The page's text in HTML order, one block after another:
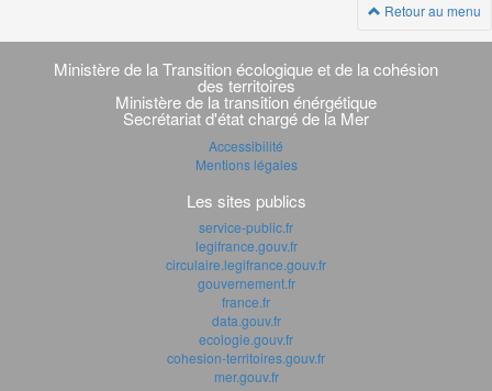
Retour au menu
Navigation
transverse
Ministère de la Transition écologique et de la cohésion
des territoires
Ministère de la transition énérgétique
Secrétariat d'état chargé de la Mer
Accessibilité
Mentions légales
Les sites publics
service-public.fr
legifrance.gouv.fr
circulaire.legifrance.gouv.fr
gouvernement.fr
france.fr
data.gouv.fr
ecologie.gouv.fr
cohesion-territoires.gouv.fr
mer.gouv.fr